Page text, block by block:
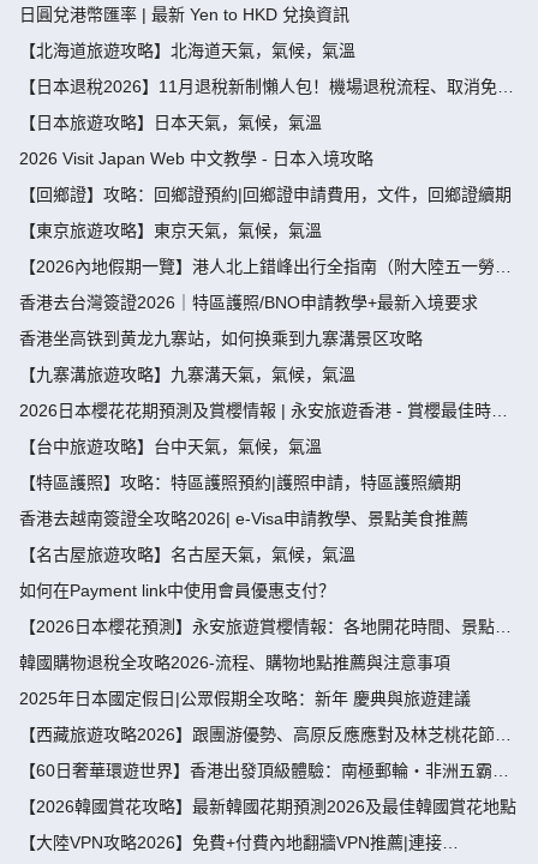
日圓兌港幣匯率 | 最新 Yen to HKD 兌換資訊
【北海道旅遊攻略】北海道天氣，氣候，氣溫
【日本退稅2026】11月退稅新制懶人包！機場退稅流程、取消免稅
袋及限額全攻略 - 永安旅遊
【日本旅遊攻略】日本天氣，氣候，氣溫
2026 Visit Japan Web 中文教學 - 日本入境攻略
【回鄉證】攻略：回鄉證預約|回鄉證申請費用，文件，回鄉證續期
【東京旅遊攻略】東京天氣，氣候，氣溫
【2026內地假期一覽】港人北上錯峰出行全指南（附大陸五一勞動
節，端午節假期攻略）
香港去台灣簽證2026｜特區護照/BNO申請教學+最新入境要求
香港坐高铁到黄龙九寨站，如何换乘到九寨溝景区攻略
【九寨溝旅遊攻略】九寨溝天氣，氣候，氣溫
2026日本櫻花花期預測及賞櫻情報 | 永安旅遊香港 - 賞櫻最佳時
間、地點推薦
【台中旅遊攻略】台中天氣，氣候，氣溫
【特區護照】攻略：特區護照預約|護照申請，特區護照續期
香港去越南簽證全攻略2026| e-Visa申請教學、景點美食推薦
【名古屋旅遊攻略】名古屋天氣，氣候，氣溫
如何在Payment link中使用會員優惠支付？
【2026日本櫻花預測】永安旅遊賞櫻情報：各地開花時間、景點推
薦
韓國購物退稅全攻略2026-流程、購物地點推薦與注意事項
2025年日本國定假日|公眾假期全攻略：新年 慶典與旅遊建議
【西藏旅遊攻略2026】跟團游優勢、高原反應應對及林芝桃花節深
度指南
【60日奢華環遊世界】香港出發頂級體驗：南極郵輪・非洲五霸・
北極光・限定美食盛宴
【2026韓國賞花攻略】最新韓國花期預測2026及最佳韓國賞花地點
【大陸VPN攻略2026】免費+付費內地翻牆VPN推薦|連接